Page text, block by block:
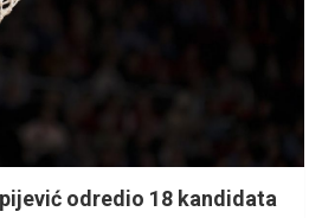
odredio 18 kandidata